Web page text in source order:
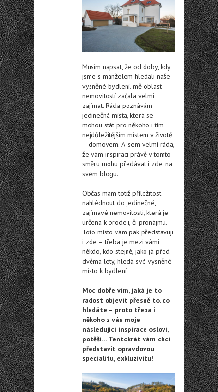
Musím napsat, že od doby, kdy
jsme s manželem hledali naše
vysněné bydlení, mě oblast
nemovitostí začala velmi
zajímat. Ráda poznávám
jedinečná místa, která se
mohou stát pro někoho i tím
nejdůležitějším místem v životě
– domovem. A jsem velmi ráda,
že vám inspiraci právě v tomto
směru mohu předávat i zde, na
svém blogu.
Občas mám totiž příležitost
nahlédnout do jedinečné,
zajímavé nemovitosti, která je
určena k prodeji, či pronájmu.
Toto místo vám pak představuji
i zde – třeba je mezi vámi
někdo, kdo stejně, jako já před
dvěma lety, hledá své vysněné
místo k bydlení.
Moc dobře vím, jaká je to
radost objevit přesně to, co
hledáte – proto třeba i
někoho z vás moje
následující inspirace osloví,
potěší… Tentokrát vám chci
představit opravdovou
specialitu, exkluzivitu!